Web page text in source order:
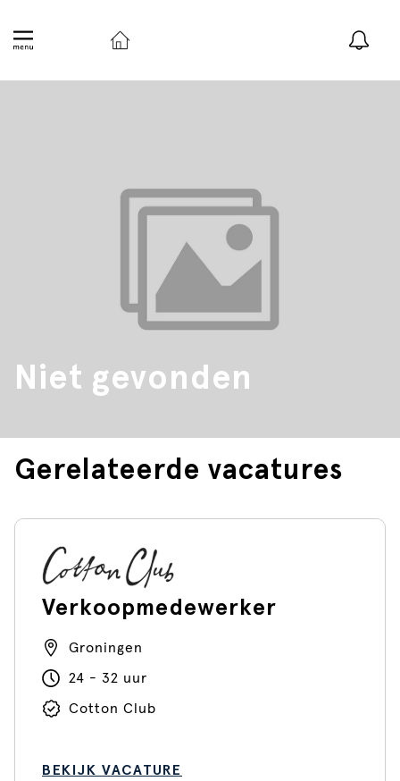
Niet gevonden
Gerelateerde vacatures
Verkoopmedewerker
Groningen
24 - 32 uur
Cotton Club
BEKIJK VACATURE